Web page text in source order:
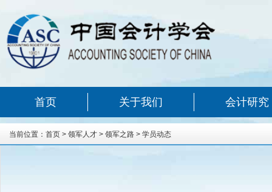
首页 关于我们 会计研究
当前位置： 首页 > 领军人才 > 领军之路 > 学员动态